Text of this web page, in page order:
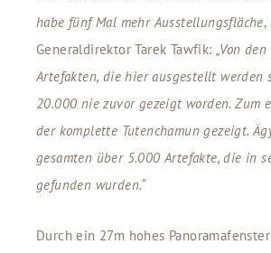
habe fünf Mal mehr Ausstellungsfläche,
Generaldirektor Tarek Tawfik: „Von
Artefakten, die hier ausgestellt werden
20.000 nie zuvor gezeigt worden. Zum
der komplette Tutenchamun gezeigt.
gesamten über 5.000 Artefakte, die in
gefunden wurden.“
Durch ein 27m hohes